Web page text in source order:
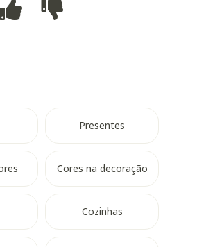
Presentes
Cores na decoração
Cozinhas